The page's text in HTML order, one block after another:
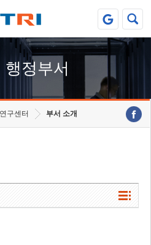
행정부서
구센터 부서 소개